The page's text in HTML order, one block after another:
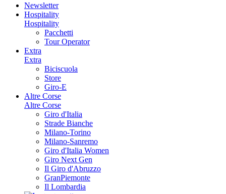
Newsletter
Hospitality
Hospitality
Pacchetti
Tour Operator
Extra
Extra
Biciscuola
Store
Giro-E
Altre Corse
Altre Corse
Giro d'Italia
Strade Bianche
Milano-Torino
Milano-Sanremo
Giro d'Italia Women
Giro Next Gen
Il Giro d'Abruzzo
GranPiemonte
Il Lombardia